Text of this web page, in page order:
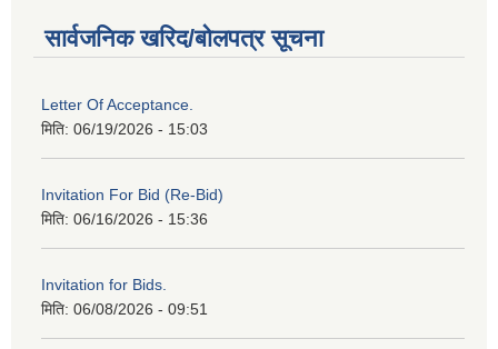
सार्वजनिक खरिद/बोलपत्र सूचना
Letter Of Acceptance.
मिति: 06/19/2026 - 15:03
Invitation For Bid (Re-Bid)
मिति: 06/16/2026 - 15:36
Invitation for Bids.
मिति: 06/08/2026 - 09:51